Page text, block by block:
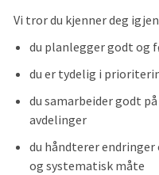
Vi tror du kjenner deg
du planlegger godt og
du er tydelig i
du samarbeider godt
avdelinger
du håndterer
og systematisk måte